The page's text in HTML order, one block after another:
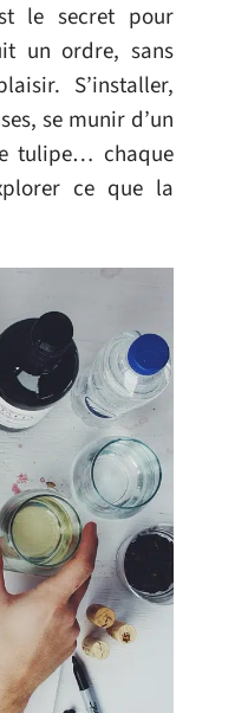
le secret pour
un ordre, sans
S’installer,
se munir d’un
tulipe… chaque
ce que la